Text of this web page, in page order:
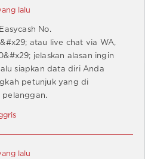
lalu
No.
atau live chat via WA,
jelaskan alasan ingin
siapkan data diri Anda
petunjuk yang di
pelanggan.
lalu